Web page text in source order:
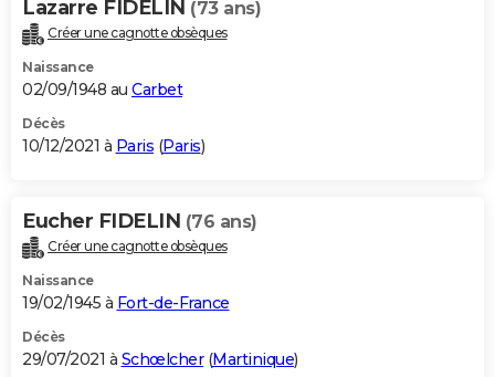
Lazarre FIDELIN (73 ans)
Créer une cagnotte obsèques
Naissance
02/09/1948 au Carbet
Décès
10/12/2021 à Paris (Paris)
Eucher FIDELIN (76 ans)
Créer une cagnotte obsèques
Naissance
19/02/1945 à Fort-de-France
Décès
29/07/2021 à Schœlcher(Martinique)